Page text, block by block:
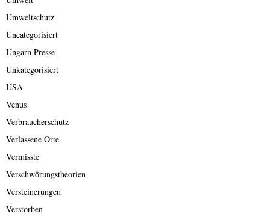
Umweltschutz
Uncategorisiert
Ungarn Presse
Unkategorisiert
USA
Venus
Verbraucherschutz
Verlassene Orte
Vermisste
Verschwörungstheorien
Versteinerungen
Verstorben